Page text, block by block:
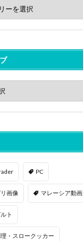
PC
画像 マレーシア動画
ト
・スロークッカー